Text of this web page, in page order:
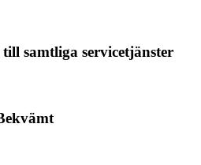
samtliga servicetjänster